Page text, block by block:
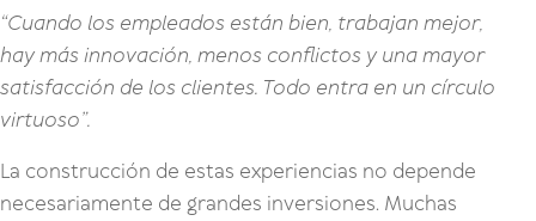
“Cuando los empleados están bien, trabajan mejor,
hay más innovación, menos conflictos y una mayor
satisfacción de los clientes. Todo entra en un círculo
virtuoso”.
La construcción de estas experiencias no depende
necesariamente de grandes inversiones. Muchas